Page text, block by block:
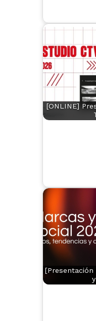
[ONLINE]
[Presentación